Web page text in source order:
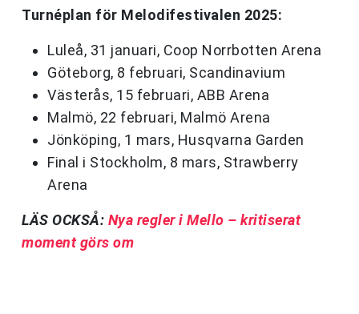
Turnéplan för Melodifestivalen 2025:
Luleå, 31 januari, Coop Norrbotten Arena
Göteborg, 8 februari, Scandinavium
Västerås, 15 februari, ABB Arena
Malmö, 22 februari, Malmö Arena
Jönköping, 1 mars, Husqvarna Garden
Final i Stockholm, 8 mars, Strawberry
Arena
LÄS OCKSÅ: Nya regler i Mello – kritiserat
moment görs om